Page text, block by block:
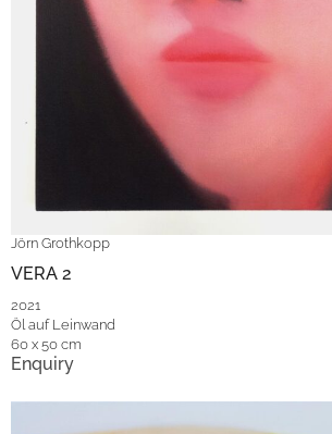
Jörn Grothkopp
VERA 2
2021
Öl auf Leinwand
60 x 50 cm
Enquiry